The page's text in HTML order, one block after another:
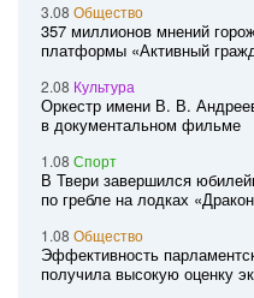
3.08 Общество
357 миллионов мнений
платформы «Активный
2.08 Культура
Оркестр имени В. В.
в документальном фильме
1.08 Спорт
В Твери завершился
по гребле на лодках
1.08 Общество
Эффективность
получила высокую оценку